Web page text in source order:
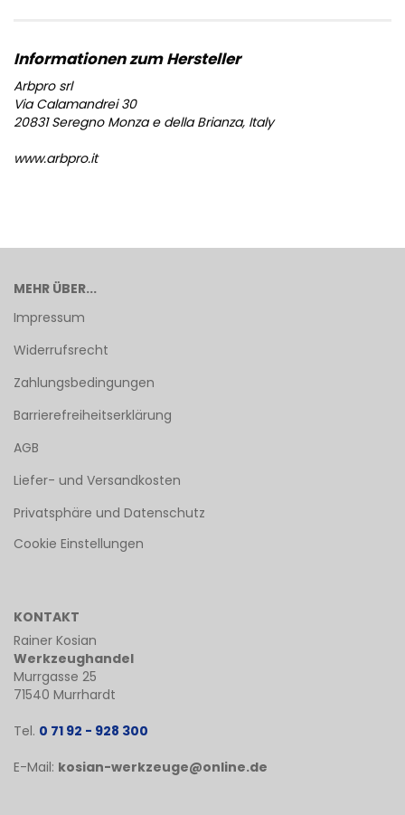
Arbpro srl
Via Calamandrei 30
20831 Seregno Monza e della Brianza, Italy
www.arbpro.it
MEHR ÜBER...
Impressum
Widerrufsrecht
Zahlungsbedingungen
Barrierefreiheitserklärung
AGB
Liefer- und Versandkosten
Privatsphäre und Datenschutz
Cookie Einstellungen
KONTAKT
Rainer Kosian
Werkzeughandel
Murrgasse 25
71540 Murrhardt
Tel. 0 71 92 - 928 300
E-Mail: kosian-werkzeuge@online.de